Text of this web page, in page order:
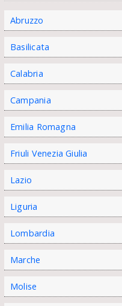
Abruzzo
Basilicata
Calabria
Campania
Emilia Romagna
Friuli Venezia Giulia
Lazio
Liguria
Lombardia
Marche
Molise